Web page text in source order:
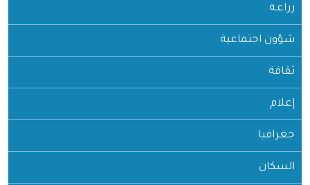
زراعـة
شؤون اجتماعية
ثقافة
إعلام
جغرافيا
السكان